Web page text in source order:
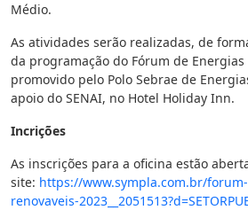
Médio.
As atividades serão realizadas, de
da programação do Fórum de Energias
promovido pelo Polo Sebrae de
apoio do SENAI, no Hotel Holiday Inn.
Incrições
As inscrições para a oficina estão
site: https://www.sympla.com.br/
renovaveis-